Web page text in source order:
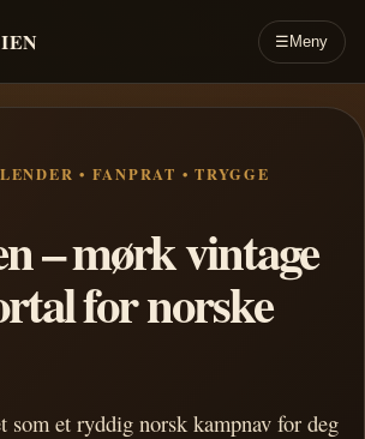
☰ Meny
• FANPRAT • TRYGGE
– mørk vintage
for norske
som et ryddig norsk kampnav for deg